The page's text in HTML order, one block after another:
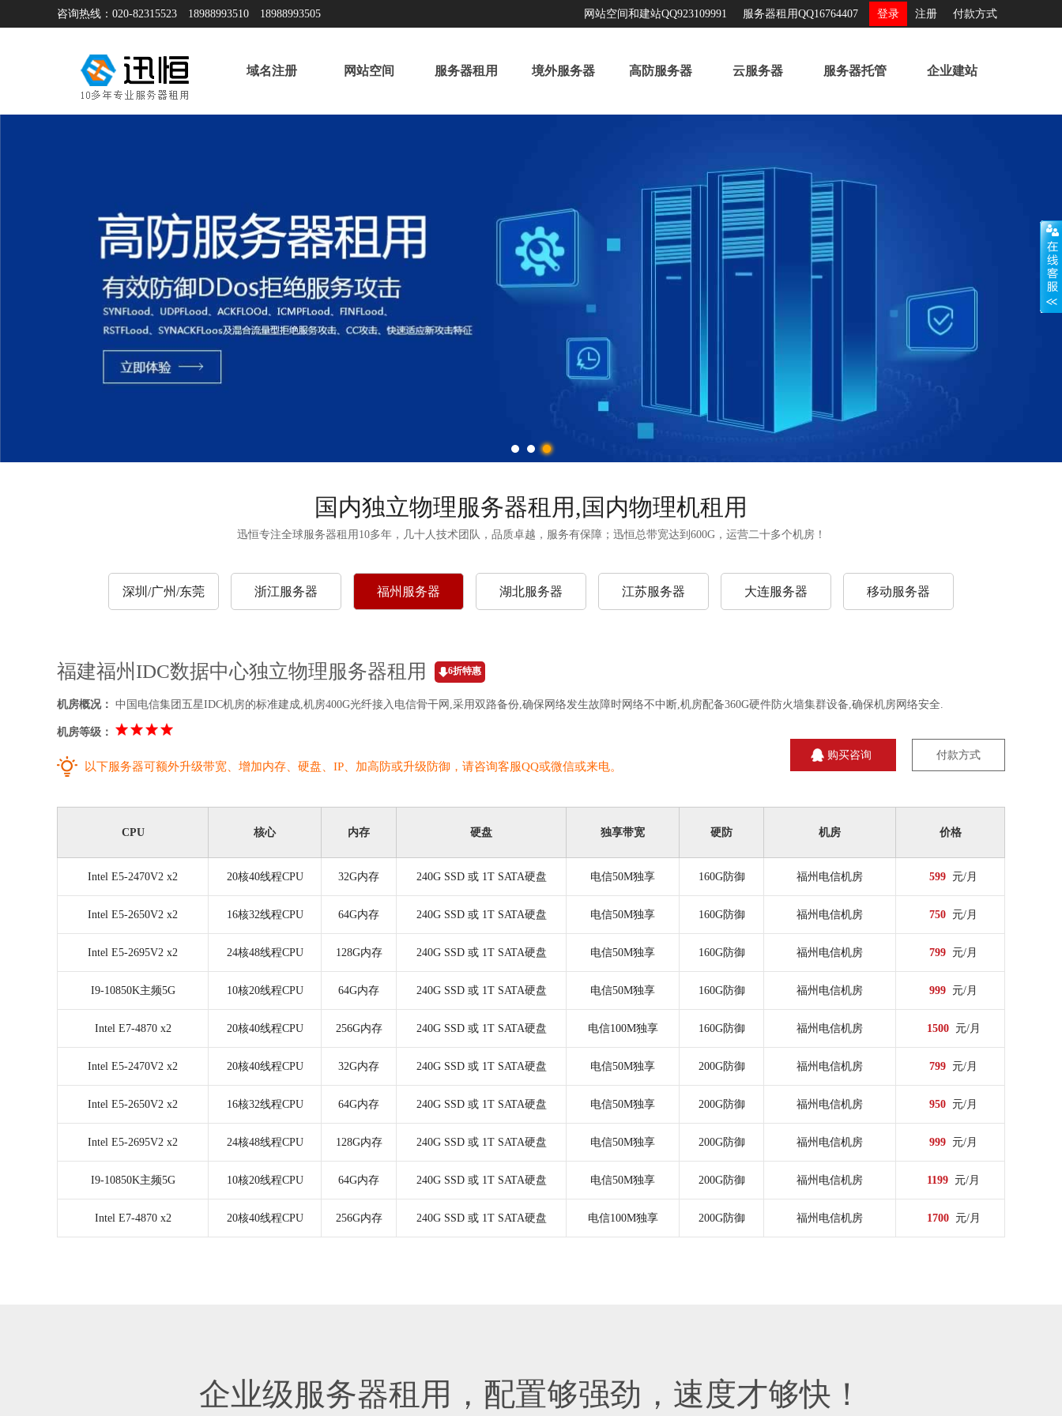
咨询热线：020-82315523 18988993510 18988993505 网站空间和建站QQ923109991 服务器租用QQ16764407 登录 注册 付款方式
域名注册 网站空间 服务器租用 境外服务器 高防服务器 云服务器 服务器托管 企业建站
国内独立物理服务器租用,国内物理机租用
迅恒专注全球服务器租用10多年，几十人技术团队，品质卓越，服务有保障；迅恒总带宽达到600G，运营二十多个机房！
深圳/广州/东莞 浙江服务器 福州服务器 湖北服务器 江苏服务器 大连服务器 移动服务器
福建福州IDC数据中心独立物理服务器租用 6折特惠
机房概况： 中国电信集团五星IDC机房的标准建成,机房400G光纤接入电信骨干网,采用双路备份,确保网络发生故障时网络不中断,机房配备360G硬件防火墙集群设备,确保机房网络安全.
机房等级：
以下服务器可额外升级带宽、增加内存、硬盘、IP、加高防或升级防御，请咨询客服QQ或微信或来电。
付款方式
购买咨询
CPU 核心 内存 硬盘 独享带宽 硬防 机房 价格
Intel E5-2470V2 x2 20核40线程CPU 32G内存 240G SSD 或 1T SATA硬盘 电信50M独享 160G防御 福州电信机房 599 元/月
Intel E5-2650V2 x2 16核32线程CPU 64G内存 240G SSD 或 1T SATA硬盘 电信50M独享 160G防御 福州电信机房 750 元/月
Intel E5-2695V2 x2 24核48线程CPU 128G内存 240G SSD 或 1T SATA硬盘 电信50M独享 160G防御 福州电信机房 799 元/月
I9-10850K主频5G 10核20线程CPU 64G内存 240G SSD 或 1T SATA硬盘 电信50M独享 160G防御 福州电信机房 999 元/月
Intel E7-4870 x2 20核40线程CPU 256G内存 240G SSD 或 1T SATA硬盘 电信100M独享 160G防御 福州电信机房 1500 元/月
Intel E5-2470V2 x2 20核40线程CPU 32G内存 240G SSD 或 1T SATA硬盘 电信50M独享 200G防御 福州电信机房 799 元/月
Intel E5-2650V2 x2 16核32线程CPU 64G内存 240G SSD 或 1T SATA硬盘 电信50M独享 200G防御 福州电信机房 950 元/月
Intel E5-2695V2 x2 24核48线程CPU 128G内存 240G SSD 或 1T SATA硬盘 电信50M独享 200G防御 福州电信机房 999 元/月
I9-10850K主频5G 10核20线程CPU 64G内存 240G SSD 或 1T SATA硬盘 电信50M独享 200G防御 福州电信机房 1199 元/月
Intel E7-4870 x2 20核40线程CPU 256G内存 240G SSD 或 1T SATA硬盘 电信100M独享 200G防御 福州电信机房 1700 元/月
企业级服务器租用，配置够强劲，速度才够快！